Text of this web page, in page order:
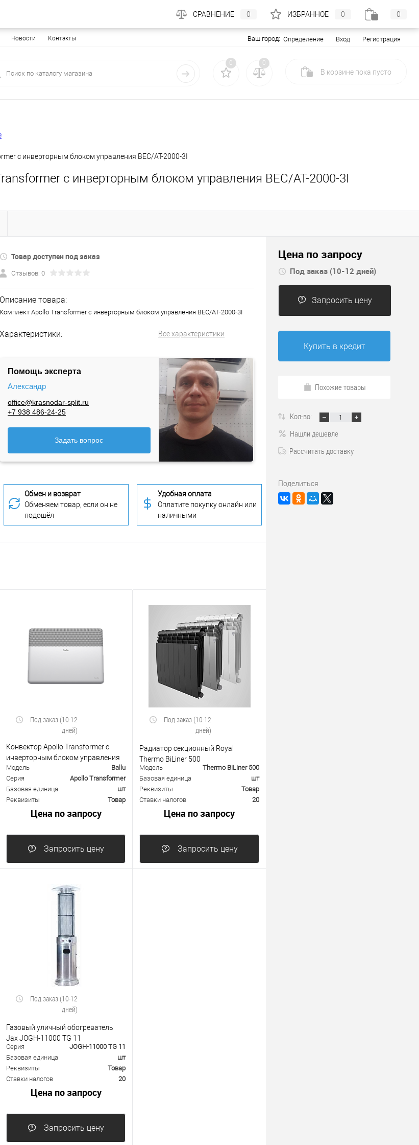
Новости Контакты Ваш город: Определение Вход Регистрация
0 0
В корзине пока пусто
с инверторным блоком управления BEC/AT-2000-3I
с инверторным блоком управления BEC/AT-2000-3I
Товар доступен под заказ
Отзывов: 0
Описание товара:
Комплект Apollo Transformer с инверторным блоком управления BEC/AT-2000-3I
Характеристики: Все характеристики
Помощь эксперта
Александр
office@krasnodar-split.ru
+7 938 486-24-25
Задать вопрос
Обмен и возврат
Обменяем товар, если он не
подошёл
Удобная оплата
Оплатите покупку онлайн или
наличными
Под заказ (10-12
дней)
Конвектор Apollo Transformer с
инверторным блоком управления
BEC/AT-1500-3.1I со встроенным
модулем Wi-Fi
Модель
Ballu
Серия
Apollo Transformer
Базовая единица
шт
Реквизиты
Товар
Цена по запросу
Запросить цену
Под заказ (10-12
дней)
Радиатор секционный Royal
Thermo BiLiner 500
Модель
Thermo BiLiner 500
Базовая единица
шт
Реквизиты
Товар
Ставки налогов
20
Цена по запросу
Запросить цену
Под заказ (10-12
дней)
Газовый уличный обогреватель
Jax JOGH-11000 TG 11
Серия
JOGH-11000 TG 11
Базовая единица
шт
Реквизиты
Товар
Ставки налогов
20
Цена по запросу
Запросить цену
Цена по запросу
Под заказ (10-12 дней)
Запросить цену
Купить в кредит
Похожие товары
Кол-во:
Нашли дешевле
Рассчитать доставку
Поделиться
СРАВНЕНИЕ 0 ИЗБРАННОЕ 0 0